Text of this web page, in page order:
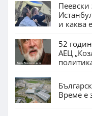
Пеевски
и каква
52
АЕЦ
Време е